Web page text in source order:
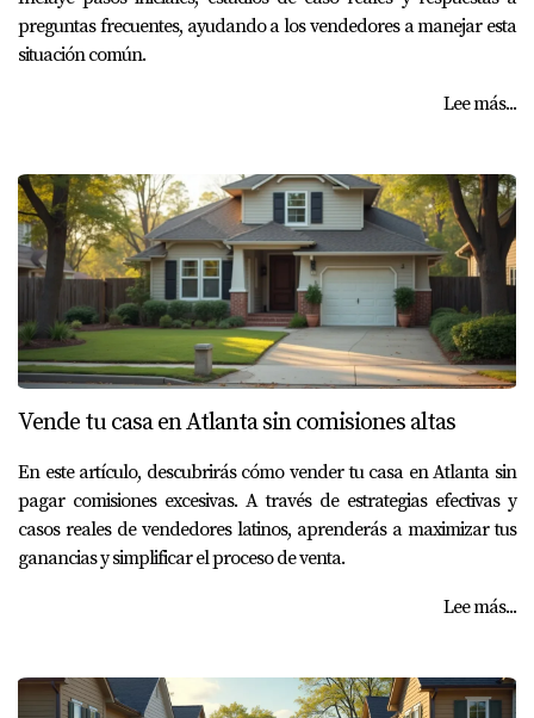
preguntas frecuentes, ayudando a los vendedores a manejar esta
situación común.
Lee más...
Vende tu casa en Atlanta sin comisiones altas
En este artículo, descubrirás cómo vender tu casa en Atlanta sin
pagar comisiones excesivas. A través de estrategias efectivas y
casos reales de vendedores latinos, aprenderás a maximizar tus
ganancias y simplificar el proceso de venta.
Lee más...